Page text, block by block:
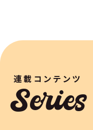
連載コンテンツ
Series